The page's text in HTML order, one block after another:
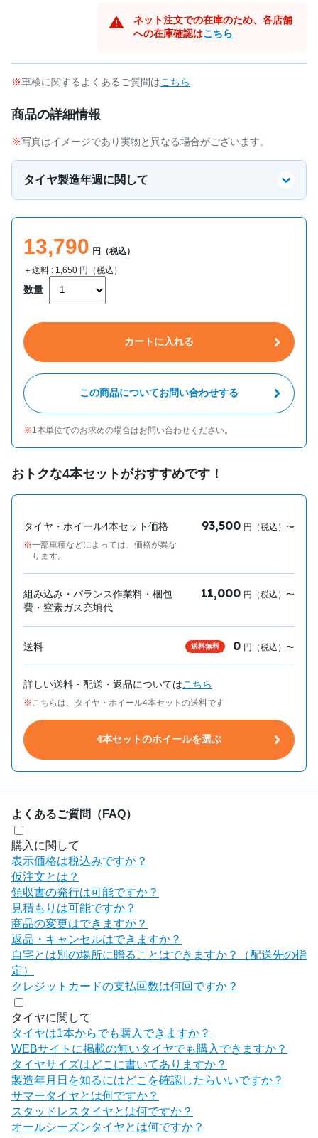
ネット注文での在庫のため、各店舗
への在庫確認はこちら
車検に関するよくあるご質問はこちら
商品の詳細情報
写真はイメージであり実物と異なる場合がございます。
タイヤ製造年週に関して
13,790 円（税込）
＋送料 : 1,650 円（税込）
数量
カートに入れる
この商品についてお問い合わせする
1本単位でのお求めの場合はお問い合わせください。
おトクな4本セットがおすすめです！
タイヤ・ホイール4本セット価格
一部車種などによっては、価格が異な
ります。
93,500 円（税込）〜
組み込み・バランス作業料・梱包
費・窒素ガス充填代
11,000 円（税込）〜
送料 送料無料 0 円（税込）〜
詳しい送料・配送・返品についてはこちら
こちらは、タイヤ・ホイール4本セットの送料です
4本セットのホイールを選ぶ
よくあるご質問（FAQ）
購入に関して
表示価格は税込みですか？
仮注文とは？
領収書の発行は可能ですか？
見積もりは可能ですか？
商品の変更はできますか？
返品・キャンセルはできますか？
自宅とは別の場所に贈ることはできますか？（配送先の指
定）
クレジットカードの支払回数は何回ですか？
タイヤに関して
タイヤは1本からでも購入できますか？
WEBサイトに掲載の無いタイヤでも購入できますか？
タイヤサイズはどこに書いてありますか？
製造年月日を知るにはどこを確認したらいいですか？
サマータイヤとは何ですか？
スタッドレスタイヤとは何ですか？
オールシーズンタイヤとは何ですか？